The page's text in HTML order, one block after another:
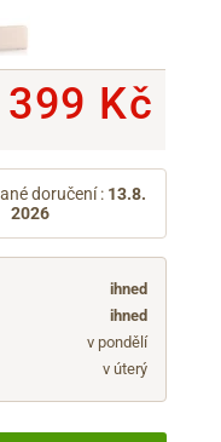
399 Kč
doručení : 13.8.
2026
ihned
ihned
v pondělí
v úterý